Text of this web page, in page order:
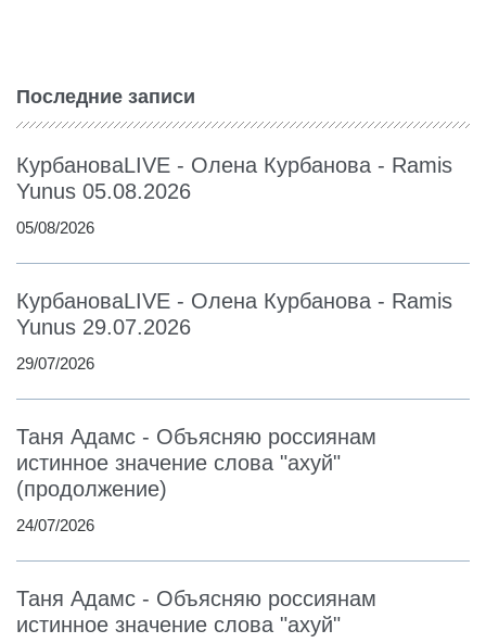
Последние записи
КурбановаLIVE - Олена Курбанова - Ramis
Yunus 05.08.2026
05/08/2026
КурбановаLIVE - Олена Курбанова - Ramis
Yunus 29.07.2026
29/07/2026
Таня Адамс - Объясняю россиянам
истинное значение слова "ахуй"
(продолжение)
24/07/2026
Таня Адамс - Объясняю россиянам
истинное значение слова "ахуй"